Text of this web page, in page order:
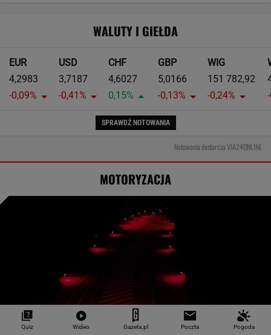
WALUTY I GIEŁDA
EUR
4,2983
-0,09%
USD
3,7187
-0,41%
CHF
4,6027
0,15%
GBP
5,0166
-0,13%
WIG
151 782,92
-0,24%
SPRAWDŹ NOTOWANIA
Notowania dostarcza VIA24ONLINE
MOTORYZACJA
Quiz Wideo Gazeta.pl Poczta Pogoda